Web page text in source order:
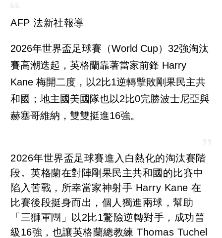
AFP 法新社報導
2026年世界盃足球賽（World Cup）32強淘汰
賽高潮迭起，英格蘭靠著當家前鋒 Harry
Kane 梅開二度，以2比1逆轉擊敗剛果民主共
和國；地主國美國隊也以2比0完勝波士尼亞與
赫塞哥維納，雙雙挺進16強。
2026年世界盃足球賽進入白熱化的淘汰賽階
段。英格蘭在對陣剛果民主共和國的比賽中
陷入苦戰，所幸當家神射手 Harry Kane 在
比賽後段挺身而出，個人獨進兩球，幫助
「三獅軍團」以2比1驚險逆轉對手，成功晉
級16強，也讓英格蘭總教練 Thomas Tuchel